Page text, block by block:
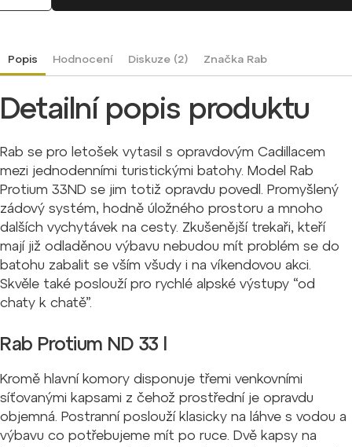
Popis Hodnocení Diskuze (2) ZnačkaRab
Detailní popis produktu
Rab se pro letošek vytasil s opravdovým Cadillacem
mezi jednodenními turistickými batohy. Model Rab
Protium 33ND se jim totiž opravdu povedl. Promyšlený
zádový systém, hodně úložného prostoru a mnoho
dalších vychytávek na cesty. Zkušenější trekaři, kteří
mají již odladěnou výbavu nebudou mít problém se do
batohu zabalit se vším všudy i na víkendovou akci.
Skvěle také poslouží pro rychlé alpské výstupy “od
chaty k chatě”.
Rab Protium ND 33 l
Kromě hlavní komory disponuje třemi venkovními
síťovanými kapsami z čehož prostřední je opravdu
objemná. Postranní poslouží klasicky na láhve s vodou a
výbavu co potřebujeme mít po ruce. Dvě kapsy na